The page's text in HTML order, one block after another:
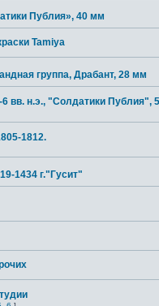
Публия», 40 мм
Tamiya
группа, Драбант, 28 мм
вв. н.э., "Солдатики Публия",
1812.
1434 г."Гусит"